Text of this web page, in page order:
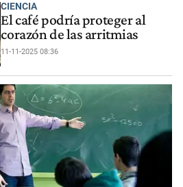
CIENCIA
El café podría proteger al
corazón de las arritmias
11-11-2025 08:36